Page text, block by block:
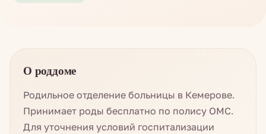
О роддоме
Родильное отделение больницы в Кемерове.
Принимает роды бесплатно по полису ОМС.
Для уточнения условий госпитализации